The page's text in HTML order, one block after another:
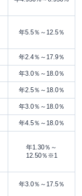
年5.5％～12.5％
年2.4％～17.9％
年3.0％～18.0％
年2.5％～18.0％
年3.0％～18.0％
年4.5％～18.0％
年1.30％～
12.50％※ 1
年3.0％～17.5％